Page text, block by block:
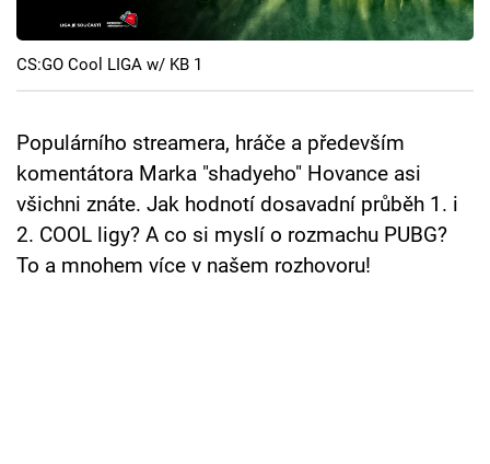
Cool Esport
Pořady
TV Program
Sledujte prima+
Přihlášení
CS:GO Cool LIGA w/ KB 1
Populárního streamera, hráče a především
komentátora Marka "shadyeho" Hovance asi
všichni znáte. Jak hodnotí dosavadní průběh 1. i
2. COOL ligy? A co si myslí o rozmachu PUBG?
To a mnohem více v našem rozhovoru!